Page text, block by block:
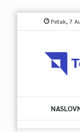
Petak, 7